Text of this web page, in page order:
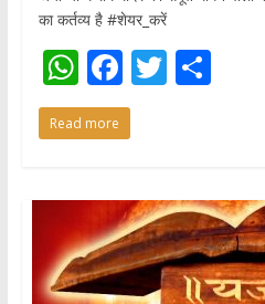
का कर्तव्य है #शेयर_करें
W
h
at
A
p
p
F
ac
e
o
o
k
T S
Read more